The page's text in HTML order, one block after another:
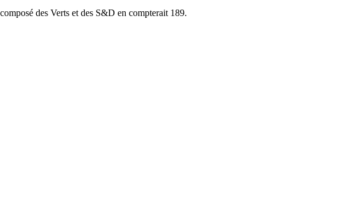
des Verts et des S&D en compterait 189.